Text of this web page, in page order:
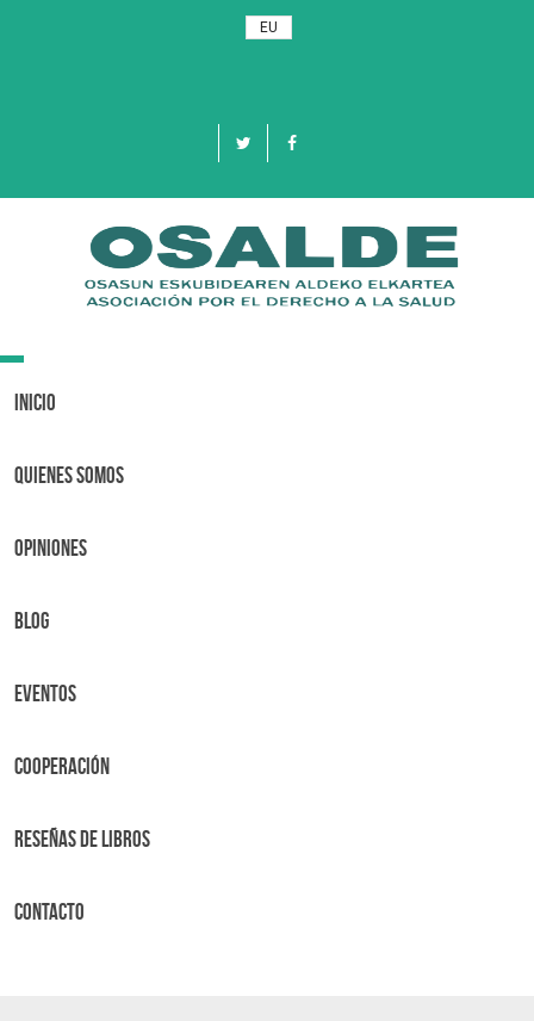
EU
Toggle
Inicio
Quienes Somos
OPINIONES
BLOG
Eventos
Cooperación
Reseñas de libros
Contacto